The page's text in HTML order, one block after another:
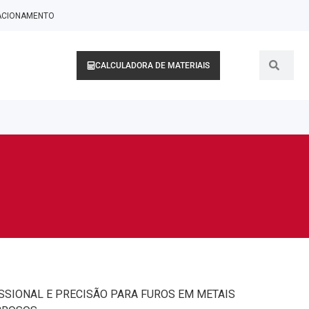
CALCULADORA DE MATERIAIS
E PRECISÃO PARA FUROS EM METAIS